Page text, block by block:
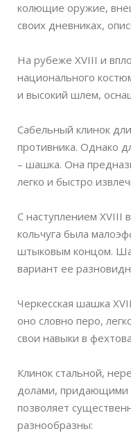
колющие оружие,
своих дневниках,
На рубеже XVIII и
национального
и высокий шлем,
Сабельный клинок
противника. Однако
– шашка. Она
легко и быстро
С наступлением XVIII
кольчуга была
штыковым концом.
вариант ее
Черкесская шашка
оно словно перо,
свои навыки в
Клинок стальной,
долами, придающими
позволяет
разнообразны: